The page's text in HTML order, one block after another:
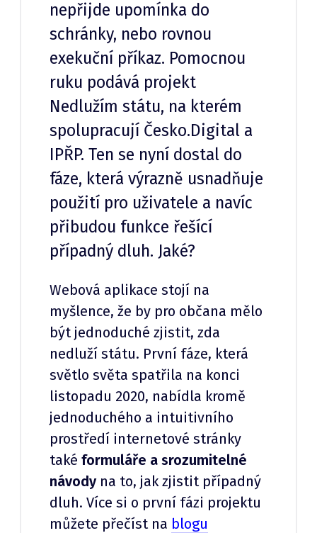
nepřijde upomínka do
schránky, nebo rovnou
exekuční příkaz. Pomocnou
ruku podává projekt
Nedlužím státu, na kterém
spolupracují Česko.Digital a
IPŘP. Ten se nyní dostal do
fáze, která výrazně usnadňuje
použití pro uživatele a navíc
přibudou funkce řešící
případný dluh. Jaké?
Webová aplikace stojí na
myšlence, že by pro občana mělo
být jednoduché zjistit, zda
nedluží státu. První fáze, která
světlo světa spatřila na konci
listopadu 2020, nabídla kromě
jednoduchého a intuitivního
prostředí internetové stránky
také formuláře a srozumitelné
návodyna to, jak zjistit případný
dluh. Více si o první fázi projektu
můžete přečíst na blogu